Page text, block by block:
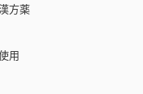
方薬
用